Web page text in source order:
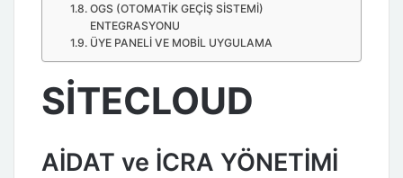
OGS (OTOMATİK GEÇİŞ SİSTEMİ)
ENTEGRASYONU
ÜYE PANELİ VE MOBİL UYGULAMA
SİTECLOUD
AİDAT ve İCRA YÖNETİMİ